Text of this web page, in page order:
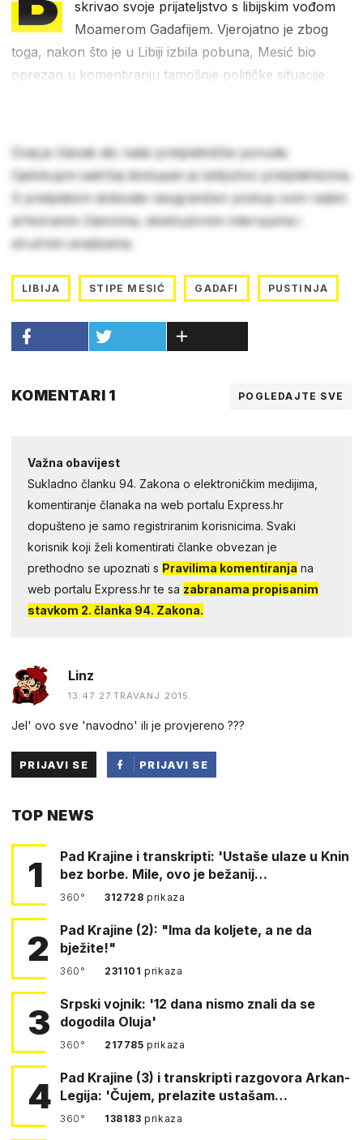
skrivao svoje prijateljstvo s libijskim vođom
Moamerom Gadafijem. Vjerojatno je zbog
toga, nakon što je u Libiji izbila pobuna, Mesić bio
oprezan u komentiranju tamošnje političke situacije.
Ovaj je članak dio naše pretplatničke ponude.
Cjelokupni sadržaj dostupan je isključivo pretplatnicima.
S pretplatom dobivate neograničen pristup svim našim
arhiviranim člancima, ekskluzivnim intervjuima i
stručnim analizama.
LIBIJA STIPE MESIĆ GADAFI PUSTINJA
KOMENTARI 1 POGLEDAJTE SVE
Važna obavijest
Sukladno članku 94. Zakona o elektroničkim medijima,
komentiranje članaka na web portalu Express.hr
dopušteno je samo registriranim korisnicima. Svaki
korisnik koji želi komentirati članke obvezan je
prethodno se upoznati s Pravilima komentiranja na
web portalu Express.hr te sa zabranama propisanim
stavkom 2. članka 94. Zakona.
Linz
13:47 27.TRAVANJ 2015.
Jel' ovo sve 'navodno' ili je provjereno ???
PRIJAVI SE
PRIJAVI SE
TOP NEWS
1
Pad Krajine i transkripti: 'Ustaše ulaze u Knin
bez borbe. Mile, ovo je bežanij…
360° 312728prikaza
2
Pad Krajine (2): "Ima da koljete, a ne da
bježite!"
360° 231101prikaza
3
Srpski vojnik: '12 dana nismo znali da se
dogodila Oluja'
360° 217785prikaza
4 Pad Krajine (3) i transkripti razgovora Arkan-
Legija: 'Čujem, prelazite ustašam…
360° 138183prikaza